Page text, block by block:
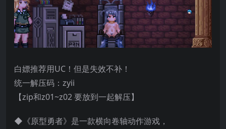
白嫖推荐用UC！但是失效不补！
统一解压码：zyii
【zip和z01~z02 要放到一起解压】
◆《原型勇者》是一款横向卷轴动作游戏，